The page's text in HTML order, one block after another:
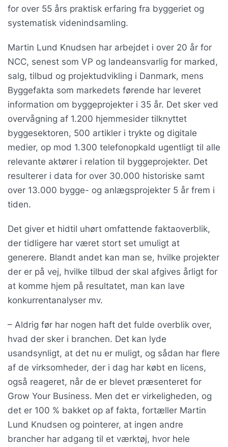
for over 55 års praktisk erfaring fra byggeriet og
systematisk videnindsamling.
Martin Lund Knudsen har arbejdet i over 20 år for
NCC, senest som VP og landeansvarlig for marked,
salg, tilbud og projektudvikling i Danmark, mens
Byggefakta som markedets førende har leveret
information om byggeprojekter i 35 år. Det sker ved
overvågning af 1.200 hjemmesider tilknyttet
byggesektoren, 500 artikler i trykte og digitale
medier, op mod 1.300 telefonopkald ugentligt til alle
relevante aktører i relation til byggeprojekter. Det
resulterer i data for over 30.000 historiske samt
over 13.000 bygge- og anlægsprojekter 5 år frem i
tiden.
Det giver et hidtil uhørt omfattende faktaoverblik,
der tidligere har været stort set umuligt at
generere. Blandt andet kan man se, hvilke projekter
der er på vej, hvilke tilbud der skal afgives årligt for
at komme hjem på resultatet, man kan lave
konkurrentanalyser mv.
– Aldrig før har nogen haft det fulde overblik over,
hvad der sker i branchen. Det kan lyde
usandsynligt, at det nu er muligt, og sådan har flere
af de virksomheder, der i dag har købt en licens,
også reageret, når de er blevet præsenteret for
Grow Your Business. Men det er virkeligheden, og
det er 100 % bakket op af fakta, fortæller Martin
Lund Knudsen og pointerer, at ingen andre
brancher har adgang til et værktøj, hvor hele